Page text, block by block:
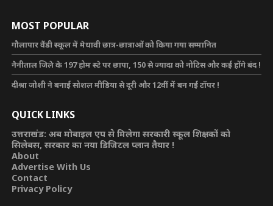
MOST POPULAR
गौलापार वैंडी स्कूल में मेधावी छात्र-छात्राओं को किया गया सम्मानित
नैनीताल जिले के 197 होम स्टे पर छापा, 150 से ज्यादा को नोटिस और कई होंगे बंद !
दीश्रा जोशी ने बनाई सोशल मीडिया से दूरी और 12वीं में बन गई टॉपर !
QUICK LINKS
उत्तराखंड: अब मोबाइल एप से मिलेगा सरकारी स्कूल शिक्षकों को
सिलेबस, सरकार का नया डिजिटल प्लान तैयार !
About
Advertise With Us
Contact
Privacy Policy